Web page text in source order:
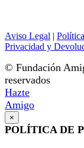
Aviso Legal |
Privacidad y
© Fundación
reservados
Hazte
Amigo
×
POLÍTICA DE